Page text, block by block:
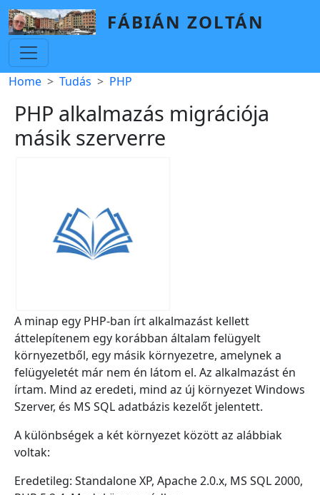
Skip to main content
FÁBIÁN ZOLTÁN
Breadcrumb
Home Tudás PHP
PHP alkalmazás migrációja
másik szerverre
A minap egy PHP-ban írt alkalmazást kellett
áttelepítenem egy korábban általam felügyelt
környezetből, egy másik környezetre, amelynek a
felügyeletét már nem én látom el. Az alkalmazást én
írtam. Mind az eredeti, mind az új környezet Windows
Szerver, és MS SQL adatbázis kezelőt jelentett.
A különbségek a két környezet között az alábbiak
voltak:
Eredetileg: Standalone XP, Apache 2.0.x, MS SQL 2000,